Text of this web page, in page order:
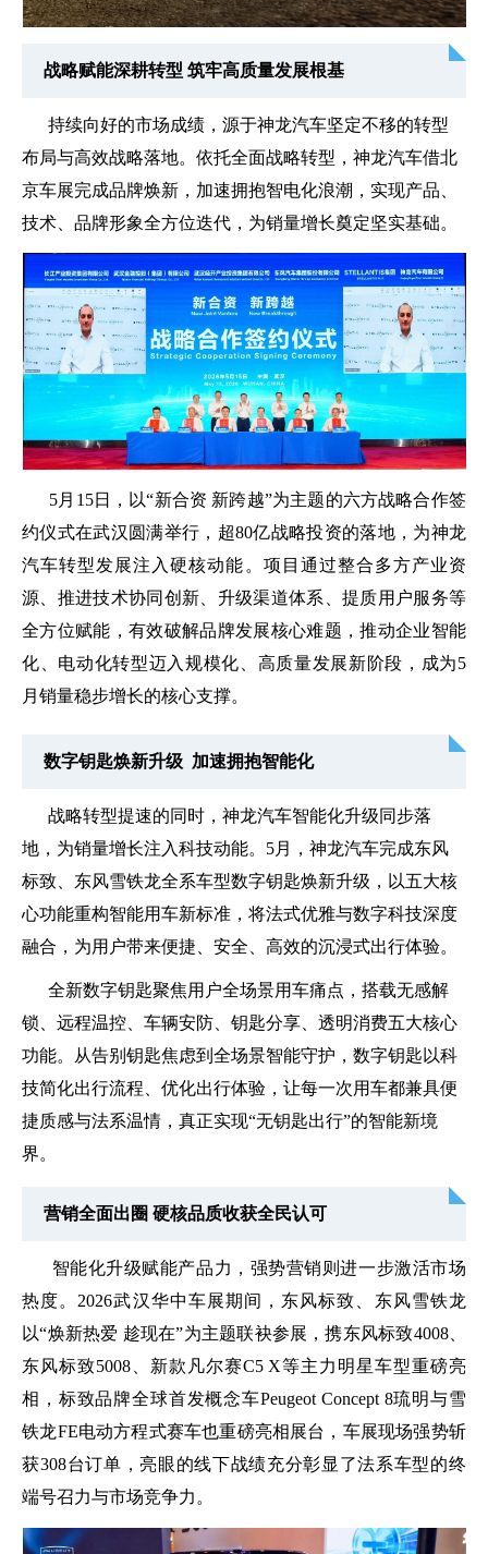
战略赋能深耕转型 筑牢高质量发展根基
持续向好的市场成绩，源于神龙汽车坚定不移的转型
布局与高效战略落地。依托全面战略转型，神龙汽车借北
京车展完成品牌焕新，加速拥抱智电化浪潮，实现产品、
技术、品牌形象全方位迭代，为销量增长奠定坚实基础。
5月15日，以“新合资 新跨越”为主题的六方战略合作签
约仪式在武汉圆满举行，超80亿战略投资的落地，为神龙
汽车转型发展注入硬核动能。项目通过整合多方产业资
源、推进技术协同创新、升级渠道体系、提质用户服务等
全方位赋能，有效破解品牌发展核心难题，推动企业智能
化、电动化转型迈入规模化、高质量发展新阶段，成为5
月销量稳步增长的核心支撑。
数字钥匙焕新升级 加速拥抱智能化
战略转型提速的同时，神龙汽车智能化升级同步落
地，为销量增长注入科技动能。5月，神龙汽车完成东风
标致、东风雪铁龙全系车型数字钥匙焕新升级，以五大核
心功能重构智能用车新标准，将法式优雅与数字科技深度
融合，为用户带来便捷、安全、高效的沉浸式出行体验。
全新数字钥匙聚焦用户全场景用车痛点，搭载无感解
锁、远程温控、车辆安防、钥匙分享、透明消费五大核心
功能。从告别钥匙焦虑到全场景智能守护，数字钥匙以科
技简化出行流程、优化出行体验，让每一次用车都兼具便
捷质感与法系温情，真正实现“无钥匙出行”的智能新境
界。
营销全面出圈 硬核品质收获全民认可
智能化升级赋能产品力，强势营销则进一步激活市场
热度。2026武汉华中车展期间，东风标致、东风雪铁龙
以“焕新热爱 趁现在”为主题联袂参展，携东风标致4008、
东风标致5008、新款 凡尔赛C5 X等主力明星车型重磅亮
相，标致品牌全球首发概念车Peugeot Concept 8琉明与雪
铁龙FE电动方程式赛车也重磅亮相展台，车展现场强势斩
获308台订单，亮眼的线下战绩充分彰显了法系车型的终
端号召力与市场竞争力。